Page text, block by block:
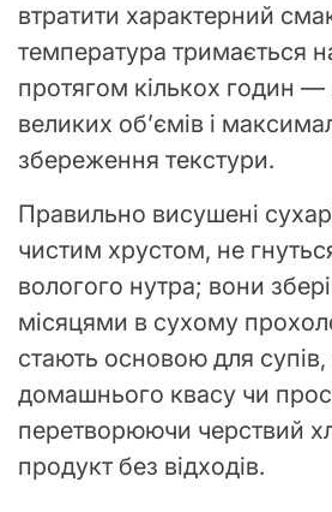
втратити характерний
температура тримається
протягом кількох годин —
великих об’ємів і
збереження текстури.
Правильно висушені
чистим хрустом, не
вологого нутра; вони
місяцями в сухому
стають основою для супів,
домашнього квасу чи
перетворюючи черствий
продукт без відходів.